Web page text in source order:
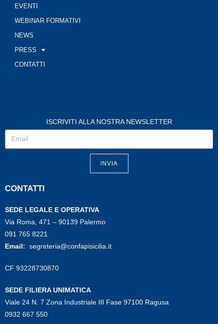
EVENTI
WEBINAR FORMATIVI
NEWS
PRESS
CONTATTI
ISCRIVITI ALLA NOSTRA NEWSLETTER
INVIA
CONTATTI
SEDE LEGALE E OPERATIVA
Via Roma, 471 – 90139 Palermo
091 765 8221
Email: segreteria@confapisicilia.it
CF 93228730870
SEDE FILIERA UNIMATICA
Viale 24 N. 7 Zona Industriale III Fase 97100 Ragusa
0932 667 550